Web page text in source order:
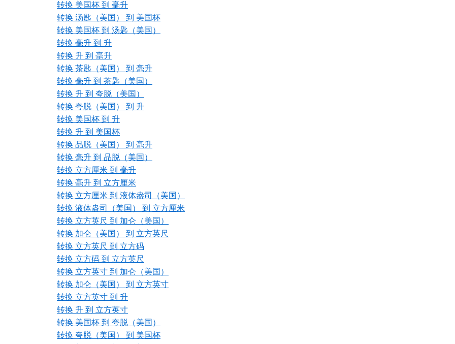
转换 美国杯 到 毫升
转换 汤匙（美国） 到 美国杯
转换 美国杯 到 汤匙（美国）
转换 毫升 到 升
转换 升 到 毫升
转换 茶匙（美国） 到 毫升
转换 毫升 到 茶匙（美国）
转换 升 到 夸脱（美国）
转换 夸脱（美国） 到 升
转换 美国杯 到 升
转换 升 到 美国杯
转换 品脱（美国） 到 毫升
转换 毫升 到 品脱（美国）
转换 立方厘米 到 毫升
转换 毫升 到 立方厘米
转换 立方厘米 到 液体盎司（美国）
转换 液体盎司（美国） 到 立方厘米
转换 立方英尺 到 加仑（美国）
转换 加仑（美国） 到 立方英尺
转换 立方英尺 到 立方码
转换 立方码 到 立方英尺
转换 立方英寸 到 加仑（美国）
转换 加仑（美国） 到 立方英寸
转换 立方英寸 到 升
转换 升 到 立方英寸
转换 美国杯 到 夸脱（美国）
转换 夸脱（美国） 到 美国杯